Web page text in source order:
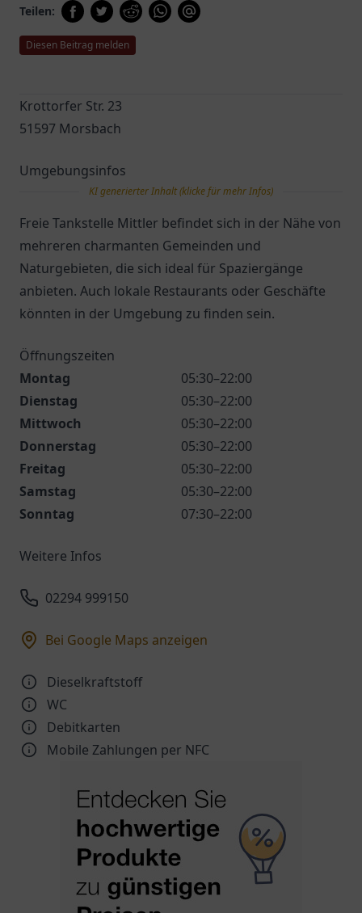
Teilen:
Diesen Beitrag melden
Krottorfer Str. 23
51597 Morsbach
Umgebungsinfos
KI generierter Inhalt (klicke für mehr Infos)
Freie Tankstelle Mittler befindet sich in der Nähe von
mehreren charmanten Gemeinden und
Naturgebieten, die sich ideal für Spaziergänge
anbieten. Auch lokale Restaurants oder Geschäfte
könnten in der Umgebung zu finden sein.
Öffnungszeiten
Montag
05:30–22:00
Dienstag
05:30–22:00
Mittwoch
05:30–22:00
Donnerstag
05:30–22:00
Freitag
05:30–22:00
Samstag
05:30–22:00
Sonntag
07:30–22:00
Weitere Infos
02294 999150
Bei Google Maps anzeigen
Dieselkraftstoff
WC
Debitkarten
Mobile Zahlungen per NFC